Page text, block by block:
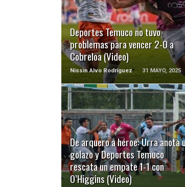
Deportes Temuco no tuvo
problemas para vencer 2-0 a
Cobreloa (Video)
Nissin Alvo Rodríguez 31 MAYO, 2025
LEER MÁS
De arquero a héroe: Urra anota
golazo y Deportes Temuco
rescata un empate 1-1 con
O’Higgins (Video)
LEER MÁS